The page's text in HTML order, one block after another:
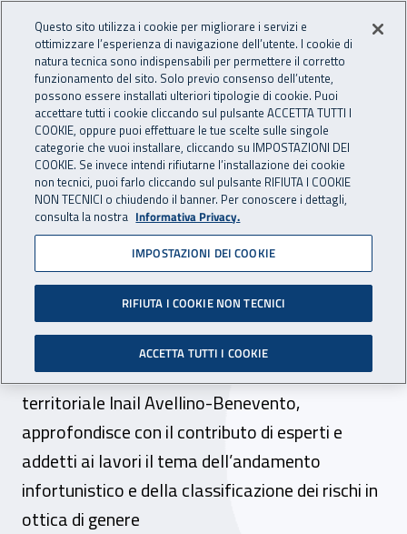
INAIL - Istituto Nazionale
Apri cerca
Navigazione principale
Navigazione - Ti trovi in:
Home Inail comunica Eventi
08 marzo 2024
Evento - “SicuraMente
Sant’Angelo dei Lombardi (Av), 8 marzo 2024.
L’iniziativa, promossa dalla Direzione
territoriale Inail Avellino-Benevento,
approfondisce con il contributo di esperti e
addetti ai lavori il tema dell’andamento
infortunistico e della classificazione dei rischi in
ottica di genere
Questo sito utilizza i cookie per migliorare i servizi e
ottimizzare l’esperienza di navigazione dell’utente. I cookie di
natura tecnica sono indispensabili per permettere il corretto
funzionamento del sito. Solo previo consenso dell’utente,
possono essere installati ulteriori tipologie di cookie. Puoi
accettare tutti i cookie cliccando sul pulsante ACCETTA TUTTI I
COOKIE, oppure puoi effettuare le tue scelte sulle singole
categorie che vuoi installare, cliccando su IMPOSTAZIONI DEI
COOKIE. Se invece intendi rifiutarne l’installazione dei cookie
non tecnici, puoi farlo cliccando sul pulsante RIFIUTA I COOKIE
NON TECNICI o chiudendo il banner. Per conoscere i dettagli,
consulta la nostra Informativa Privacy.
IMPOSTAZIONI DEI COOKIE
RIFIUTA I COOKIE NON TECNICI
ACCETTA TUTTI I COOKIE